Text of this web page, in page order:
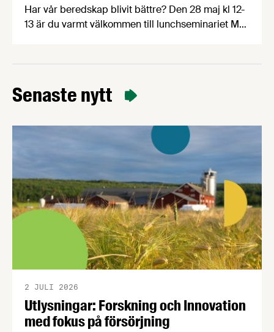
Har vår beredskap blivit bättre? Den 28 maj kl 12-
13 är du varmt välkommen till lunchseminariet Mat
livsmedelsförsörjning utifrån en uppföljning av
för resiliens. Livsmedelsförsörjningen är en
Senaste nytt
Utlysningar: Forskning och Innovation
med fokus på försörjning
2 JULI 2026